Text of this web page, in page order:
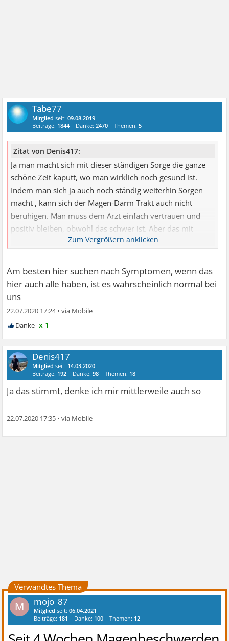
Tabe77
Mitglied seit:09.08.2019
Beiträge: 1844 Danke:2470 Themen:5
Zitat von Denis417:
Ja man macht sich mit dieser ständigen Sorge die ganze
schöne Zeit kaputt, wo man wirklich noch gesund ist.
Indem man sich ja auch noch ständig weiterhin Sorgen
macht , kann sich der Magen-Darm Trakt auch nicht
beruhigen. Man muss dem Arzt einfach vertrauen und
positiv bleiben, obwohl das schwer ist. Aber das mit
Google stimmt schon, das darf man nicht machen, da
Am besten hier suchen nach Symptomen, wenn das
hier auch alle haben, ist es wahrscheinlich normal bei
uns
22.07.2020 17:24•
x 1
Denis417
Mitglied seit: 14.03.2020
Beiträge: 192 Danke:98 Themen: 18
Ja das stimmt, denke ich mir mittlerweile auch so
22.07.2020 17:35 •
Verwandtes Thema
M mojo_87
Mitglied seit:06.04.2021
Beiträge: 181 Danke: 100 Themen: 12